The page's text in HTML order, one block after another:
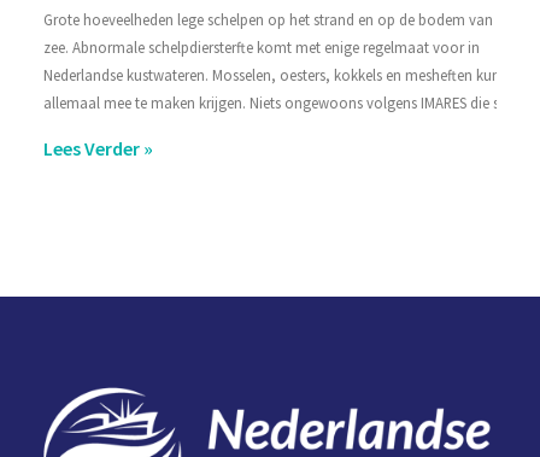
Grote hoeveelheden lege schelpen op het strand en op de bodem van de
zee. Abnormale schelpdiersterfte komt met enige regelmaat voor in
Nederlandse kustwateren. Mosselen, oesters, kokkels en mesheften kunnen er
allemaal mee te maken krijgen. Niets ongewoons volgens IMARES die sinds
Lees Verder »